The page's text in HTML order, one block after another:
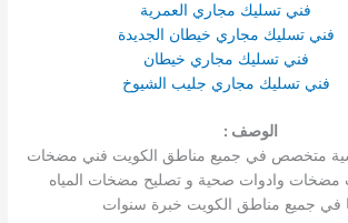
فني تسليك مجاري العمرية
فني تسليك مجاري خيطان الجديدة
فني تسليك مجاري خيطان
فني تسليك مجاري جليب الشيوخ
الوصف :
متخصص في جميع مناطق الكويت فني مضخات
مضخات وادوات صحية و تصليح مضخات المياه
في جميع مناطق الكويت خبرة سنوات